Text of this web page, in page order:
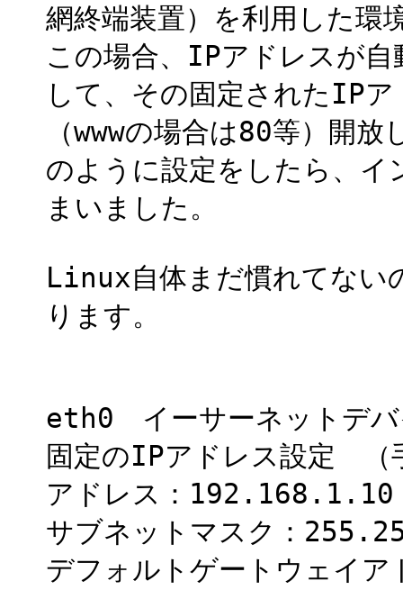
網終端装置）を利用した環
この場合、IPアドレスが
して、その固定されたIP
（wwwの場合は80等）開
のように設定をしたら、
まいました。
Linux自体まだ慣れてない
ります。
eth0 イーサーネットデバ
固定のIPアドレス設定 （
アドレス：192.168.1.10
サブネットマスク：
デフォルトゲートウェイ